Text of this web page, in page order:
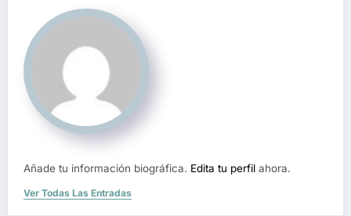
Añade tu información biográfica. Edita tu perfil ahora.
Ver Todas Las Entradas